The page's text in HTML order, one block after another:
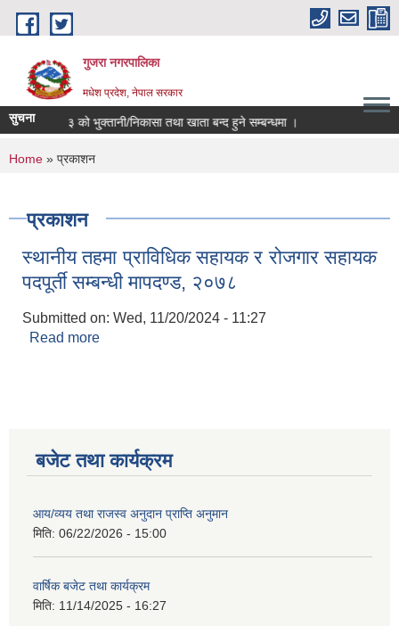
Skip to main content
गुजरा नगरपालिका
मधेश प्रदेश, नेपाल सरकार
सुचना
०८२/८३ को भु्क्तानी/निकासा तथा खाता बन्द हुने सम्बन्धमा ।
You are here
Home » प्रकाशन
प्रकाशन
स्थानीय तहमा प्राविधिक सहायक र रोजगार सहायक
पदपूर्ती सम्बन्धी मापदण्ड, २०७८
Submitted on: Wed, 11/20/2024 - 11:27
Read more
बजेट तथा कार्यक्रम
आय/व्यय तथा राजस्व अनुदान प्राप्ति अनुमान
मिति: 06/22/2026 - 15:00
वार्षिक बजेट तथा कार्यक्रम
मिति: 11/14/2025 - 16:27